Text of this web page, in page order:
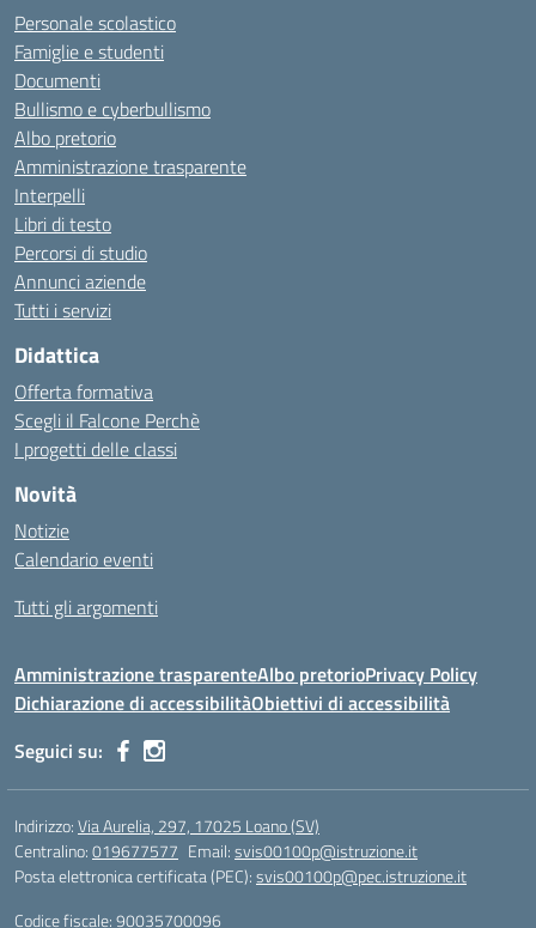
Personale scolastico
Famiglie e studenti
Documenti
Bullismo e cyberbullismo
Albo pretorio
Amministrazione trasparente
Interpelli
Libri di testo
Percorsi di studio
Annunci aziende
Tutti i servizi
Didattica
Offerta formativa
Scegli il Falcone Perchè
I progetti delle classi
Novità
Notizie
Calendario eventi
Tutti gli argomenti
Amministrazione trasparenteAlbo pretorioPrivacy Policy
Dichiarazione di accessibilitàObiettivi di accessibilità
Seguici su:
Indirizzo:Via Aurelia, 297, 17025 Loano (SV)
Centralino:019677577 Email:svis00100p@istruzione.it
Posta elettronica certificata (PEC):svis00100p@pec.istruzione.it
Codice fiscale: 90035700096